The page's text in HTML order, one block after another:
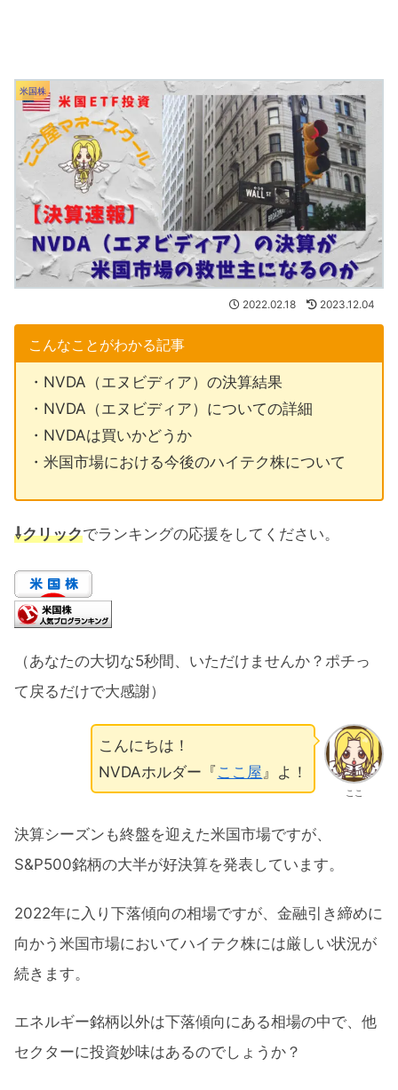
米国株
2022.02.18 2023.12.04
こんなことがわかる記事
・NVDA（エヌビディア）の決算結果
・NVDA（エヌビディア）についての詳細
・NVDAは買いかどうか
・米国市場における今後のハイテク株について
⇩クリックでランキングの応援をしてください。
（あなたの大切な5秒間、いただけませんか？ポチっ
て戻るだけで大感謝）
ここ
こんにちは！
NVDAホルダー『 ここ屋』よ！
決算シーズンも終盤を迎えた米国市場ですが、
S&P500銘柄の大半が好決算を発表しています。
2022年に入り下落傾向の相場ですが、金融引き締めに
向かう米国市場においてハイテク株には厳しい状況が
続きます。
エネルギー銘柄以外は下落傾向にある相場の中で、他
セクターに投資妙味はあるのでしょうか？